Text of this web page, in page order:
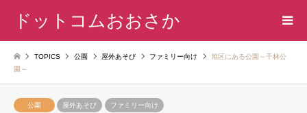
ドットコムおおさか
TOPICS 公園 屋外あそび ファミリー向け
旭区にある公園～千林公
園～
公園 屋外あそび ファミリー向け